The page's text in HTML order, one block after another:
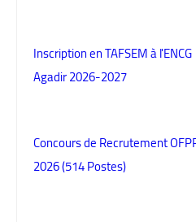
Inscription en TAFSEM à l'ENCG
Agadir 2026-2027
Concours de Recrutement
2026 (514 Postes)